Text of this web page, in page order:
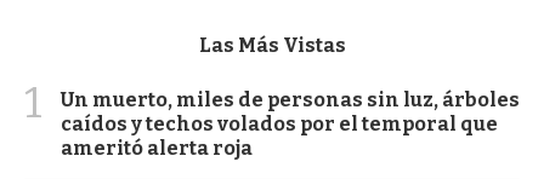
Las Más Vistas
1
Un muerto, miles de personas sin luz, árboles
caídos y techos volados por el temporal que
ameritó alerta roja